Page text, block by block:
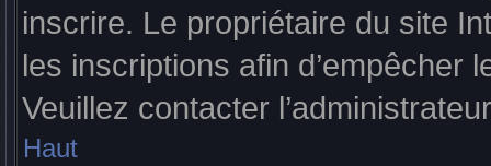
inscrire. Le propriétaire du site
les inscriptions afin d’empêcher
Veuillez contacter
Haut